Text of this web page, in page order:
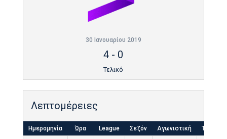
30 Ιανουαρίου 2019
4 - 0
Τελικό
Λεπτομέρειες
Ημερομηνία Ώρα League Σεζόν Αγωνιστική Τελικό